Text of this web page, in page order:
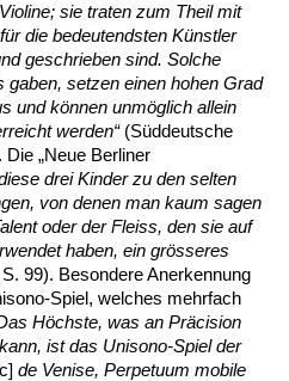
sie traten zum Theil mit
die bedeutendsten Künstler
geschrieben sind. Solche
gaben, setzen einen hohen Grad
und können unmöglich allein
werden“ (Süddeutsche
„Neue Berliner
drei Kinder zu den selten
von denen man kaum sagen
oder der Fleiss, den sie auf
haben, ein grösseres
99). Besondere Anerkennung
Spiel, welches mehrfach
Höchste, was an Präcision
ist das Unisono-Spiel der
de Venise, Perpetuum mobile